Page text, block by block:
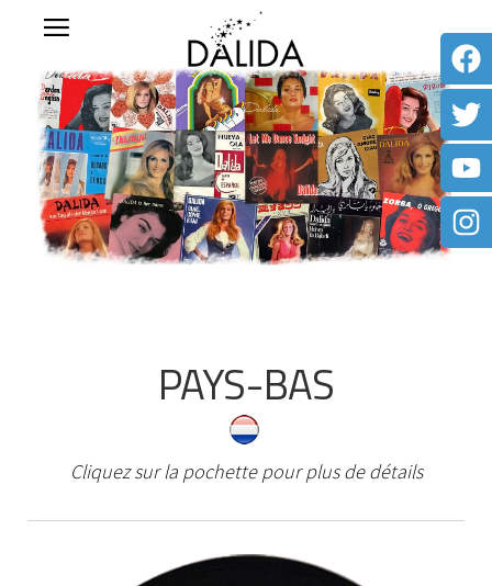
PAYS-BAS
Cliquez sur la pochette pour plus de détails